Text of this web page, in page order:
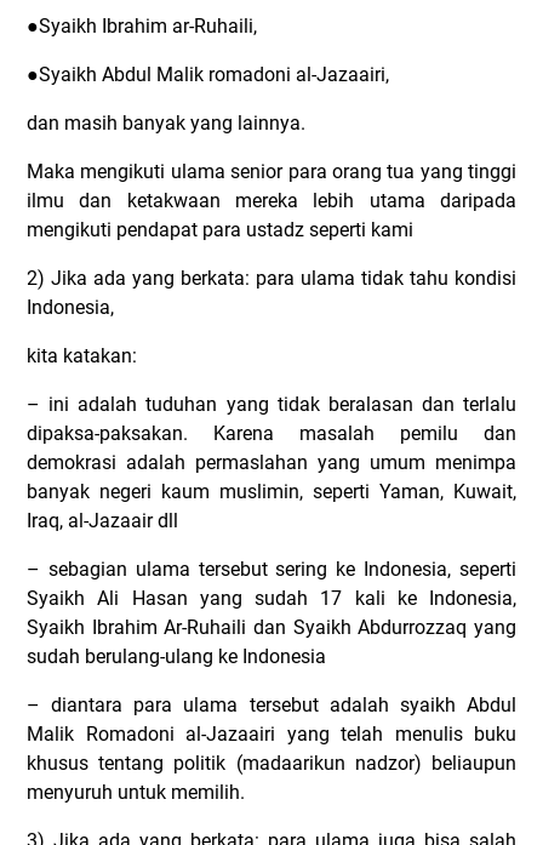
●Syaikh Ibrahim ar-Ruhaili,
●Syaikh Abdul Malik romadoni al-Jazaairi,
dan masih banyak yang lainnya.
Maka mengikuti ulama senior para orang tua yang tinggi
ilmu dan ketakwaan mereka lebih utama daripada
mengikuti pendapat para ustadz seperti kami
2) Jika ada yang berkata: para ulama tidak tahu kondisi
Indonesia,
kita katakan:
– ini adalah tuduhan yang tidak beralasan dan terlalu
dipaksa-paksakan. Karena masalah pemilu dan
demokrasi adalah permaslahan yang umum menimpa
banyak negeri kaum muslimin, seperti Yaman, Kuwait,
Iraq, al-Jazaair dll
– sebagian ulama tersebut sering ke Indonesia, seperti
Syaikh Ali Hasan yang sudah 17 kali ke Indonesia,
Syaikh Ibrahim Ar-Ruhaili dan Syaikh Abdurrozzaq yang
sudah berulang-ulang ke Indonesia
– diantara para ulama tersebut adalah syaikh Abdul
Malik Romadoni al-Jazaairi yang telah menulis buku
khusus tentang politik (madaarikun nadzor) beliaupun
menyuruh untuk memilih.